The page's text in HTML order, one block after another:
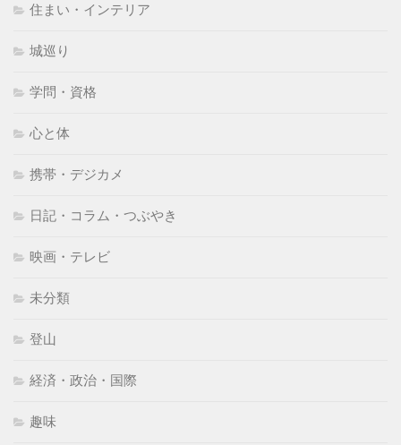
住まい・インテリア
城巡り
学問・資格
心と体
携帯・デジカメ
日記・コラム・つぶやき
映画・テレビ
未分類
登山
経済・政治・国際
趣味